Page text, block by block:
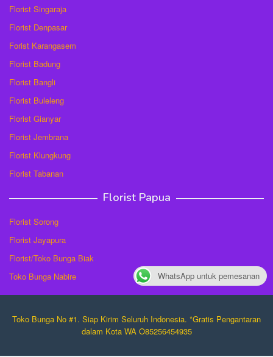
Florist Singaraja
Florist Denpasar
Forist Karangasem
Florist Badung
Florist Bangli
Florist Buleleng
Florist Gianyar
Florist Jembrana
Florist Klungkung
Florist Tabanan
Florist Papua
Florist Sorong
Florist Jayapura
Florist/Toko Bunga Biak
Toko Bunga Nabire
Toko Bunga No #1. Siap Kirim Seluruh Indonesia. *Gratis Pengantaran
dalam Kota WA O85256454935
WhatsApp untuk pemesanan